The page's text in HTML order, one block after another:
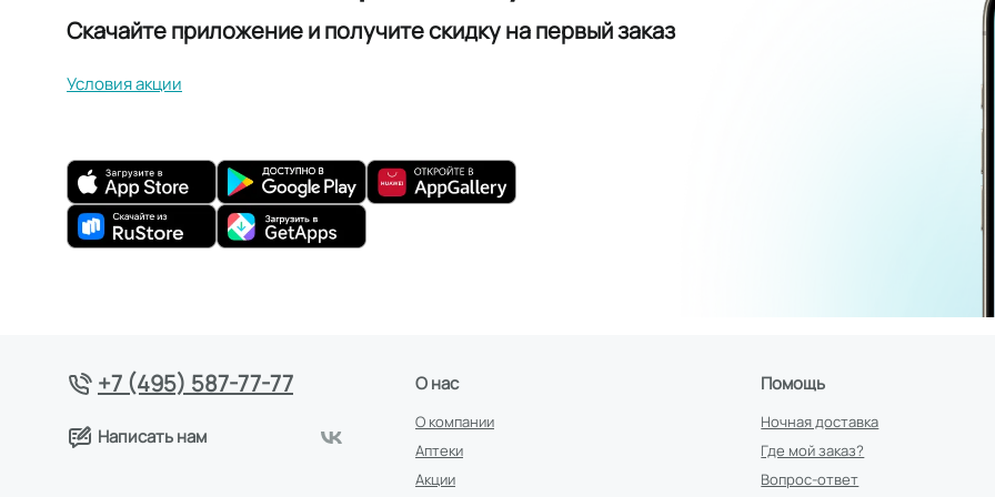
Скачайте приложение и получите скидкуна первый заказ
Условия акции
+7 (495) 587-77-77
Написать нам
О нас
О компании
Аптеки
Акции
Помощь
Ночная доставка
Где мой заказ?
Вопрос-ответ